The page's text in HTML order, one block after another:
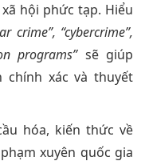
hội phức tạp. Hiểu
crime”, “cybercrime”,
programs”sẽ giúp
xác và thuyết
hóa, kiến thức về
xuyên quốc gia